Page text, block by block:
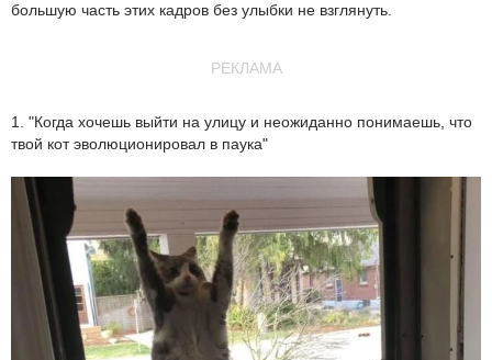
большую часть этих кадров без улыбки не взглянуть.
РЕКЛАМА
1. "Когда хочешь выйти на улицу и неожиданно понимаешь, что
твой кот эволюционировал в паука"